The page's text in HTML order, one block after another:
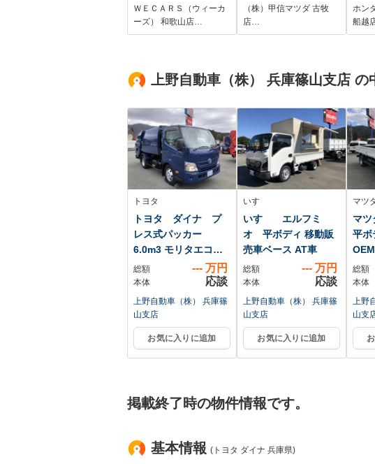
シートヒーター/車線
逸脱防止支援システ
ム/ヘッドランプ
アイドリングストッ
ＷＥＣＡＲＳ（ウィーカ
ーズ） 和歌山店…
左右電動シート
（株）甲信マツダ 古牧
店…
ホン
船越
上野自動車（株） 兵庫篠山支店 の
トヨタ
トヨタ ダイナ プ
レス式パッカー
6.0m3 モリタエコノ
ス
総額 --- 万円
本体 応談
上野自動車（株） 兵庫篠
山支店
お気に入りに追加
いすゞ
いすゞ エルフミ
オ 平ボディ 移動販
売車ベース AT車
総額 --- 万円
本体 応談
上野自動車（株） 兵庫篠
山支店
お気に入りに追加
マツ
マ
平ボ
総額
本体
上野
山支
掲載終了時の物件情報です。
基本情報 (トヨタ ダイナ 兵庫県)